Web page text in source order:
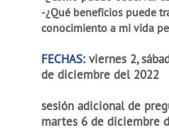
-¿Qué beneficios puede
conocimiento a mi vida
FECHAS:viernes 2,
de diciembre del 2022
sesión adicional de
martes 6 de diciembre